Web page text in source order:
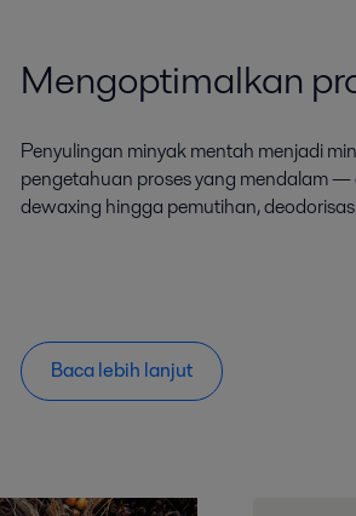
Mengoptimalkan
Penyulingan minyak mentah menjadi
pengetahuan proses yang mendalam —
dewaxing hingga pemutihan,
Baca lebih lanjut